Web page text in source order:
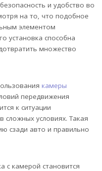
и удобство во
на то, что подобное
элементом
установка способна
множество
камеры
передвижения
к ситуации
условиях. Такая
сзади авто и правильно
с камерой становится